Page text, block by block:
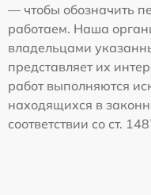
— чтобы обозначить
работаем. Наша
владельцами
представляет их
работ выполняются
находящихся в
соответствии со ст.